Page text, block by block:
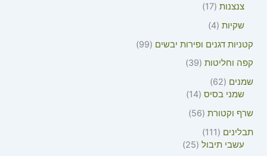
צנצנות 17
שקיות 4
קטניות דגנים ופירות יבשים
99
קפה וחליטות 39
שמנים
62
שמני בסיס 14
שרף וקטורת 56
תבלינים
111
עשבי תיבול 25